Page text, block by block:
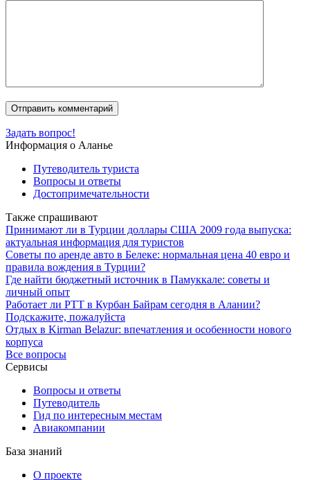
Задать вопрос!
Информация о Аланье
Путеводитель туриста
Вопросы и ответы
Достопримечательности
Также спрашивают
Принимают ли в Турции доллары США 2009 года выпуска:
актуальная информация для туристов
Советы по аренде авто в Белеке: нормальная цена 40 евро и
правила вождения в Турции?
Где найти бюджетный источник в Памуккале: советы и
личный опыт
Работает ли PTT в Курбан Байрам сегодня в Алании?
Подскажите, пожалуйста
Отдых в Kirman Belazur: впечатления и особенности нового
корпуса
Все вопросы
Сервисы
Вопросы и ответы
Путеводитель
Гид по интересным местам
Авиакомпании
База знаний
О проекте